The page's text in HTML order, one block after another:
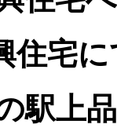
住宅
駅上